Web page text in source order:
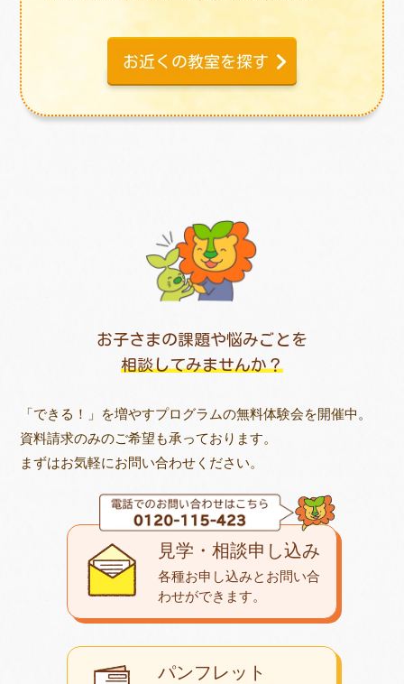
お子さまの課題や悩みごとを
相談してみませんか？
「できる！」を増やすプログラムの無料体験会を開催中。
資料請求のみのご希望も承っております。
まずはお気軽にお問い合わせください。
パンフレット
見学・相談申し込み
各種お申し込みとお問い合
わせができます。